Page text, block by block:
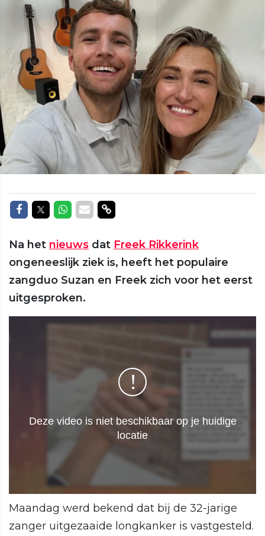
Delen op Facebook
Delen op Twitter
Delen op Whatsapp
Delen via Mail
Delen via link
Na het nieuws dat Freek Rikkerink
ongeneeslijk ziek is, heeft het populaire
zangduo Suzan en Freek zich voor het eerst
uitgesproken.
Maandag werd bekend dat bij de 32-jarige
zanger uitgezaaide longkanker is vastgesteld.